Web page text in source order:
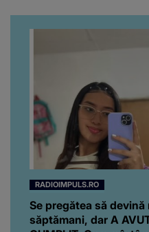
“Am suflet mare. Eu am
ajutat-o.”
RADIOIMPULS.RO
Se pregătea să
săptămani, dar A